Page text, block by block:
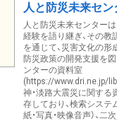
人と防災未来セ
人と防災未来センターは
経験を語り継ぎ、その教
を通じて、災害文化の形
防災政策の開発支援を
ンターの資料室
(https://www.dri.ne.jp/
神・淡路大震災に関する
存しており、検索システ
紙・写真・映像音声）、二